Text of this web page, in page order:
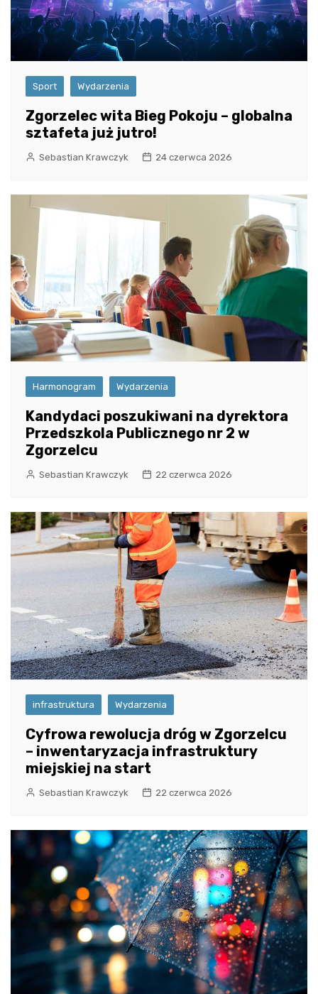
Sport Wydarzenia
Zgorzelec wita Bieg Pokoju – globalna
sztafeta już jutro!
Sebastian Krawczyk 24 czerwca 2026
Harmonogram Wydarzenia
Kandydaci poszukiwani na dyrektora
Przedszkola Publicznego nr 2 w
Zgorzelcu
Sebastian Krawczyk 22 czerwca 2026
infrastruktura Wydarzenia
Cyfrowa rewolucja dróg w Zgorzelcu
– inwentaryzacja infrastruktury
miejskiej na start
Sebastian Krawczyk 22 czerwca 2026